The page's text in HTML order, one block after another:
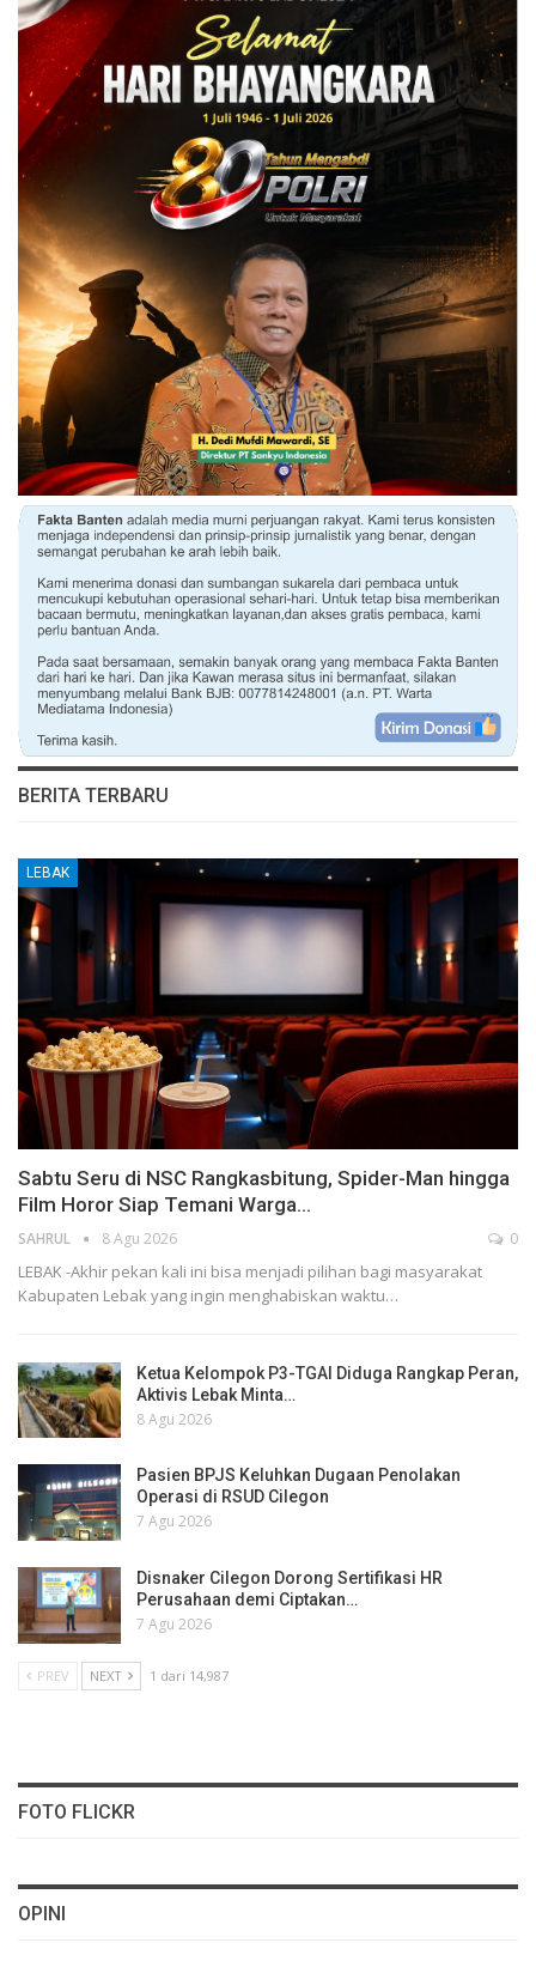
BERITA TERBARU
LEBAK
Sabtu Seru di NSC Rangkasbitung, Spider-Man hingga
Film Horor Siap Temani Warga…
SAHRUL 8 Agu 2026 0
LEBAK -Akhir pekan kali ini bisa menjadi pilihan bagi masyarakat
Kabupaten Lebak yang ingin menghabiskan waktu…
Ketua Kelompok P3-TGAI Diduga Rangkap Peran,
Aktivis Lebak Minta…
8 Agu 2026
Pasien BPJS Keluhkan Dugaan Penolakan
Operasi di RSUD Cilegon
7 Agu 2026
Disnaker Cilegon Dorong Sertifikasi HR
Perusahaan demi Ciptakan…
7 Agu 2026
PREV NEXT 1 dari 14,987
FOTO FLICKR
OPINI